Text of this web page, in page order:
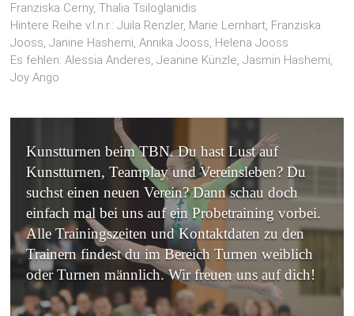
Franziska Cerny, Thalia Tsiloglanidis
Hintere Reihe v.l.n.r.: Juila Renzler, Marie Lernhart, Franziska
Jooss, Janine Hashemi, Annika Jooss, Helena Jooss
Es fehlen: Alessia Anderes, Jeanine Künzle, Jasmin Hashemi,
Joy Ango
Kunstturnen beim TBN. Du hast Lust auf
Kunstturnen, Teamplay und Vereinsleben? Du
suchst einen neuen Verein? Dann schau doch
einfach mal bei uns auf ein Probetraining vorbei.
Alle Trainingszeiten und Kontaktdaten zu den
Trainern findest du im Bereich Turnen weiblich
oder Turnen männlich. Wir freuen uns auf dich!